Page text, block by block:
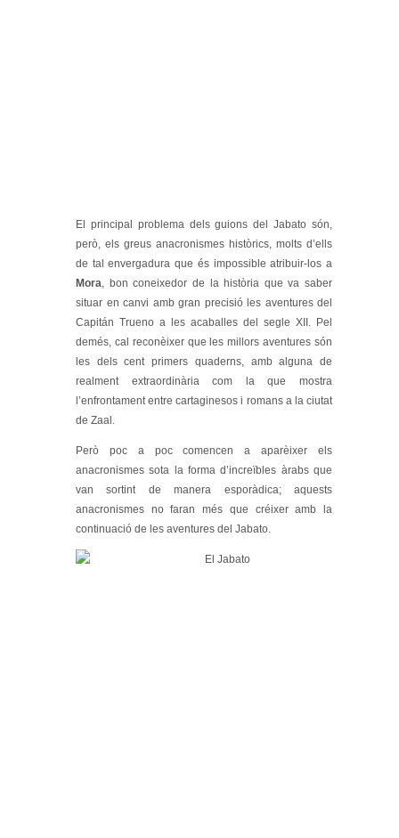
El principal problema dels guions del Jabato són,
però, els greus anacronismes històrics, molts d’ells
de tal envergadura que és impossible atribuir-los a
Mora, bon coneixedor de la història que va saber
situar en canvi amb gran precisió les aventures del
Capitán Trueno a les acaballes del segle XII. Pel
demés, cal reconèixer que les millors aventures són
les dels cent primers quaderns, amb alguna de
realment extraordinària com la que mostra
l’enfrontament entre cartaginesos i romans a la ciutat
de Zaal.
Però poc a poc comencen a aparèixer els
anacronismes sota la forma d’increïbles àrabs que
van sortint de manera esporàdica; aquests
anacronismes no faran més que créixer amb la
continuació de les aventures del Jabato.